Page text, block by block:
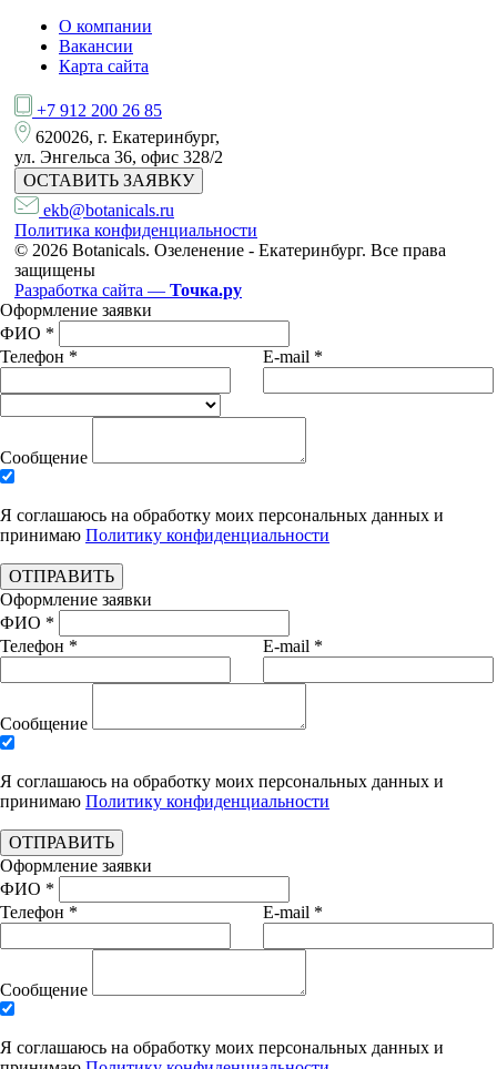
О компании
Вакансии
Карта сайта
+7 912 200 26 85
620026, г. Екатеринбург,
ул. Энгельса 36, офис 328/2
ОСТАВИТЬ ЗАЯВКУ
ekb@botanicals.ru
Политика конфиденциальности
© 2026 Botanicals. Озеленение - Екатеринбург. Все права
защищены
Разработка сайта — Точка.ру
Оформление заявки
ФИО *
Телефон *
E-mail *
Сообщение
Я соглашаюсь на обработку моих персональных данных и
принимаю Политику конфиденциальности
ОТПРАВИТЬ
Оформление заявки
ФИО *
Телефон *
E-mail *
Сообщение
Я соглашаюсь на обработку моих персональных данных и
принимаю Политику конфиденциальности
ОТПРАВИТЬ
Оформление заявки
ФИО *
Телефон *
E-mail *
Сообщение
Я соглашаюсь на обработку моих персональных данных и